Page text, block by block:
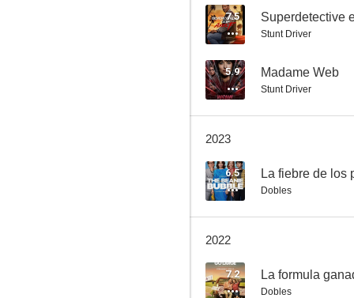
Fast & Furious 5 (A todo gas 5)
7.6
7.4
7.5
Stunt Driver
5.9 Madame Web
Stunt Driver
2023
6.5 La fiebre de los
Dobles
2022
7.2
Dobles